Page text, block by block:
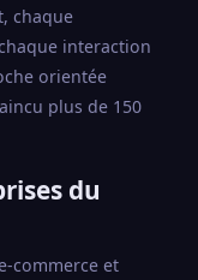
chaque
interaction
orientée
plus de 150
du
commerce et